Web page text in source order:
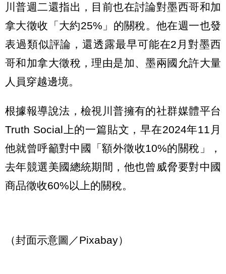
川普週二還指出，目前也在討論對墨西哥和加
拿大徵收「大約25%」的關稅。他在週一也發
表過類似評論，還透露最早可能在2月對墨西
哥和加拿大徵稅，理由是加、墨兩國允許大量
人員穿越邊境。
根據報導說法，檢視川普擁有的社群媒體平台
Truth Social上的一篇貼文，早在2024年11月
他就曾呼籲對中國「額外徵收10%的關稅」，
去年競選美國總統期間，他也曾威脅要對中國
商品徵收60%以上的關稅。
（封面示意圖／Pixabay）